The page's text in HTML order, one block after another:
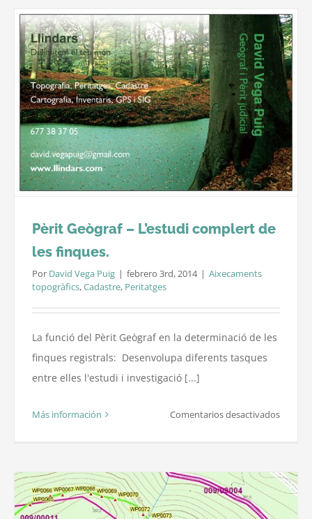
Pèrit Geògraf – L’estudi complert de
les finques.
Por David Vega Puig | febrero 3rd, 2014 | Aixecaments
topogràfics,Cadastre, Peritatges
La funció del Pèrit Geògraf en la determinació de les
finques registrals: Desenvolupa diferents tasques
entre elles l'estudi i investigació [...]
Más información Comentarios desactivadosen
–
L’estudi